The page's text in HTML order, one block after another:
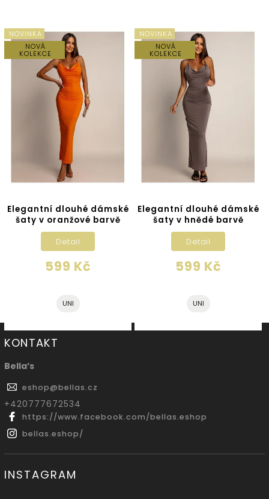
NOVINKA
NOVÁ
KOLEKCE
Elegantní dlouhé dámské
šaty v oranžové barvě
599 Kč
Detail
UNI
NOVINKA
NOVÁ
KOLEKCE
Elegantní dlouhé dámské
šaty v hnědé barvě
599 Kč
Detail
UNI
KONTAKT
Bella’s
eshop@bellas.cz
‭+420777672534
https://www.facebook.com/bellas.eshop
bellas.eshop/
INSTAGRAM